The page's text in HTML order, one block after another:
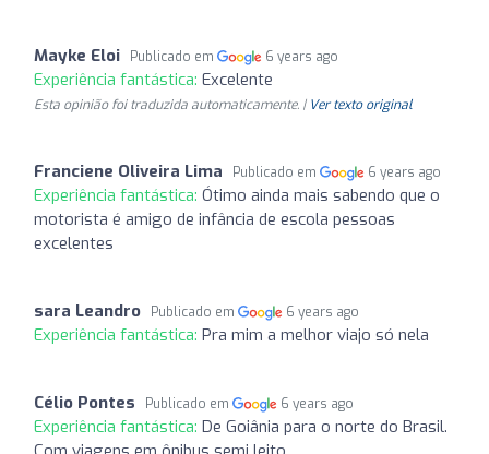
Mayke Eloi Publicado em 6 years ago
Experiência fantástica: Excelente
Esta opinião foi traduzida automaticamente. | Ver texto original
Franciene Oliveira Lima Publicado em 6 years ago
Experiência fantástica: Ótimo ainda mais sabendo que o
motorista é amigo de infância de escola pessoas
excelentes
sara Leandro Publicado em 6 years ago
Experiência fantástica: Pra mim a melhor viajo só nela
Célio Pontes Publicado em 6 years ago
Experiência fantástica: De Goiânia para o norte do Brasil.